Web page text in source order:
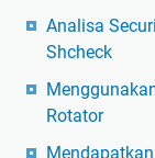
Analisa
Shcheck
Rotator